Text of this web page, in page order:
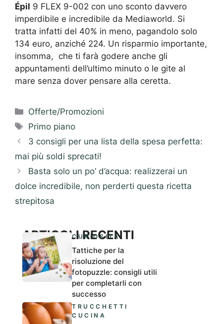
Épil 9 FLEX 9-002 con uno sconto davvero
imperdibile e incredibile da Mediaworld. Si
tratta infatti del 40% in meno, pagandolo solo
134 euro, anziché 224. Un risparmio importante,
insomma, che ti farà godere anche gli
appuntamenti dell’ultimo minuto o le gite al
mare senza dover pensare alla ceretta.
Categorie
Offerte/Promozioni
Tag
Primo piano
3 consigli per una lista della spesa perfetta:
mai più soldi sprecati!
Basta solo un po’ d’acqua: realizzerai un
dolce incredibile, non perderti questa ricetta
strepitosa
ARTICOLI RECENTI
CURIOSITÀ
Tattiche per la
risoluzione del
fotopuzzle: consigli utili
per completarli con
successo
TRUCCHETTI
CUCINA